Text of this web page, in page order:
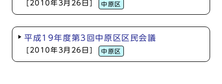
[2010年3月26日] 中原区
平成19年度第3回中原区区民会議
[2010年3月26日] 中原区